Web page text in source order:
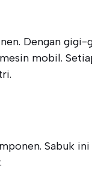
Dengan gigi-
mobil.
Sabuk